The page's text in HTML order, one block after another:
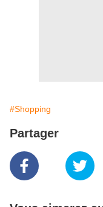
#Shopping
Partager